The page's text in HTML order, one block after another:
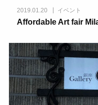
2019.01.20 イベント
Affordable Art fair